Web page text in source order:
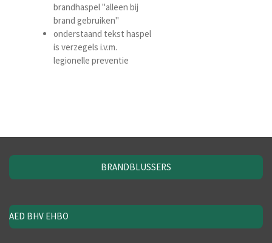
brandhaspel "alleen bij
brand gebruiken"
onderstaand tekst haspel
is verzegels i.v.m.
legionelle preventie
BRANDBLUSSERS
AED BHV EHBO